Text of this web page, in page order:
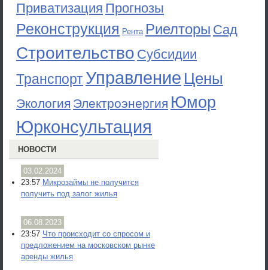
Приватизация Прогнозы
Реконструкция Рента Риелторы Сад
Строительство Субсидии
ТранспортУправление Цены
Экология Электроэнергия Юмор
Юрконсультация
НОВОСТИ
03.02.2024
23:57 Микрозаймы не получится
получить под залог жилья
06.08.2023
23:57 Что происходит со спросом и
предложением на московском рынке
аренды жилья